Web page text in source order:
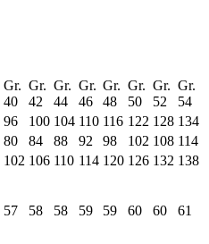
Gr.
40
Gr.
42
Gr.
44
Gr.
46
Gr.
48
Gr.
50
Gr.
52
Gr.
54
96 100 104 110 116 122 128 134
80 84 88 92 98 102 108 114
102 106 110 114 120 126 132 138
57 58 58 59 59 60 60 61